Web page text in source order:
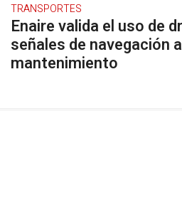
TRANSPORTES
Enaire valida el uso de
señales de navegación
mantenimiento